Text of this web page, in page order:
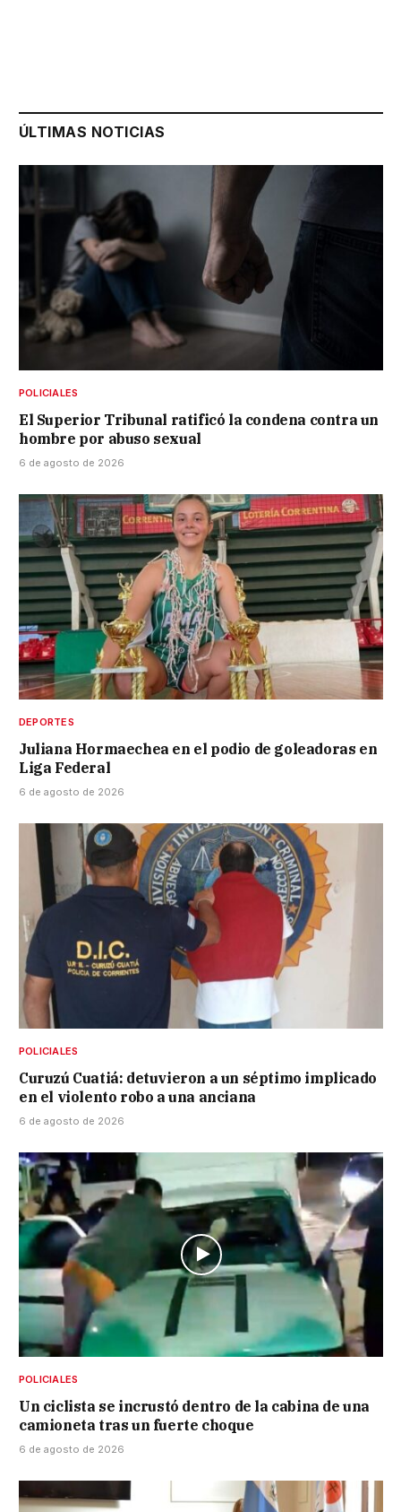
ÚLTIMAS NOTICIAS
POLICIALES
El Superior Tribunal ratificó la condena contra un
hombre por abuso sexual
6 de agosto de 2026
DEPORTES
Juliana Hormaechea en el podio de goleadoras en
Liga Federal
6 de agosto de 2026
POLICIALES
Curuzú Cuatiá: detuvieron a un séptimo implicado
en el violento robo a una anciana
6 de agosto de 2026
POLICIALES
Un ciclista se incrustó dentro de la cabina de una
camioneta tras un fuerte choque
6 de agosto de 2026